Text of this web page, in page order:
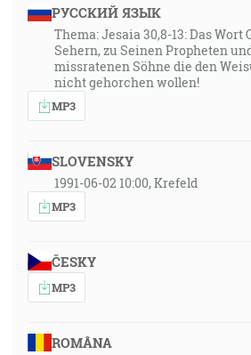
РУССКИЙ ЯЗЫК
Thema: Jesaia 30,8-13: Das Wort
Sehern, zu Seinen Propheten
missratenen Söhne die den
nicht gehorchen wollen!
MP3
SLOVENSKY
1991-06-02 10:00, Krefeld
MP3
ČESKY
MP3
ROMÂNA